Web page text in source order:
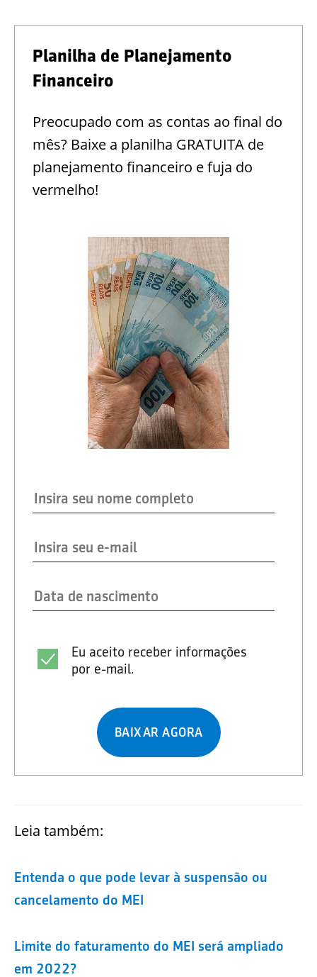
Planilha de Planejamento
Financeiro
Preocupado com as contas ao final do
mês? Baixe a planilha GRATUITA de
planejamento financeiro e fuja do
vermelho!
Eu aceito receber informações
por e-mail.
BAIXAR AGORA
Leia também:
Entenda o que pode levar à suspensão ou
cancelamento do MEI
Limite do faturamento do MEI será ampliado
em 2022?